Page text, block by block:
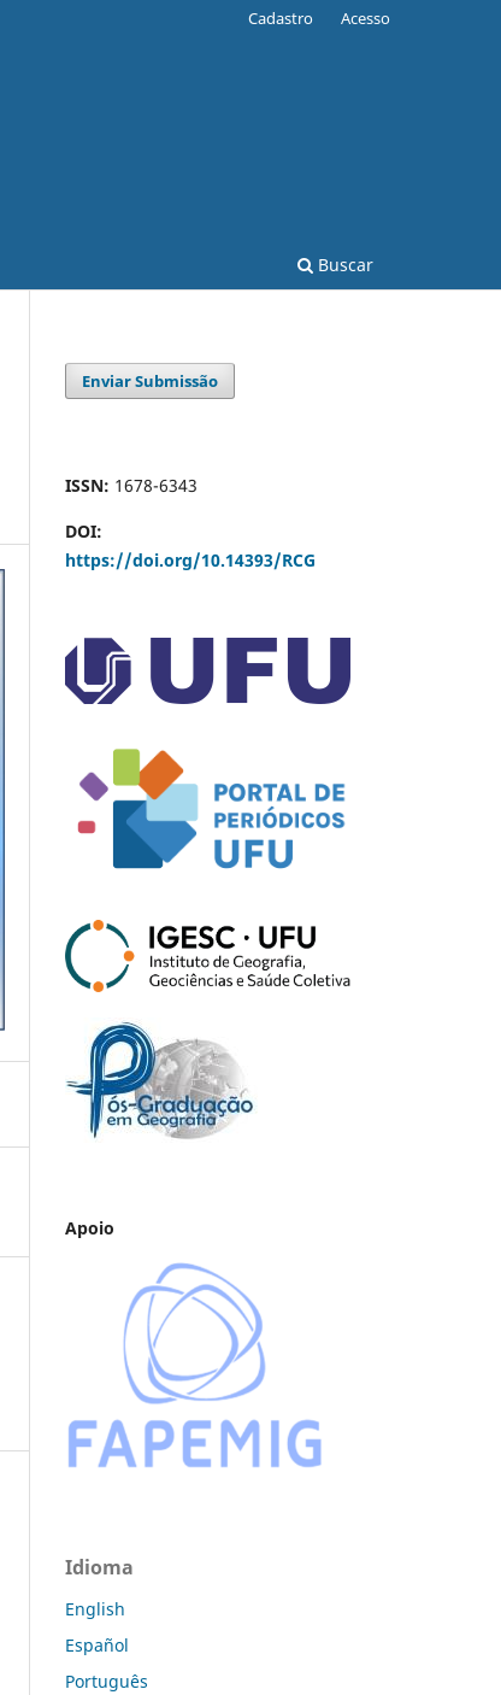
Buscar
Cadastro Acesso
Enviar Submissão
ISSN: 1678-6343
DOI:
https://doi.org/10.14393/RCG
Apoio
Idioma
English
Español
Português